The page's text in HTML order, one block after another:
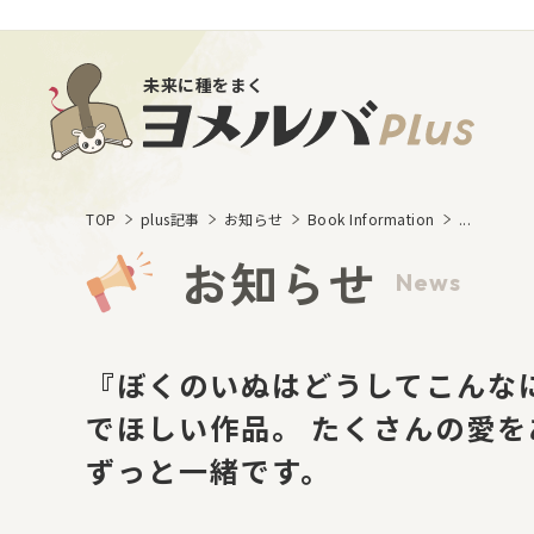
未来に種をまく
TOP plus記事 お知らせ Book Information ...
News
お知らせ
『ぼくのいぬはどうしてこん
でほしい作品。 たくさんの愛
ずっと一緒です。